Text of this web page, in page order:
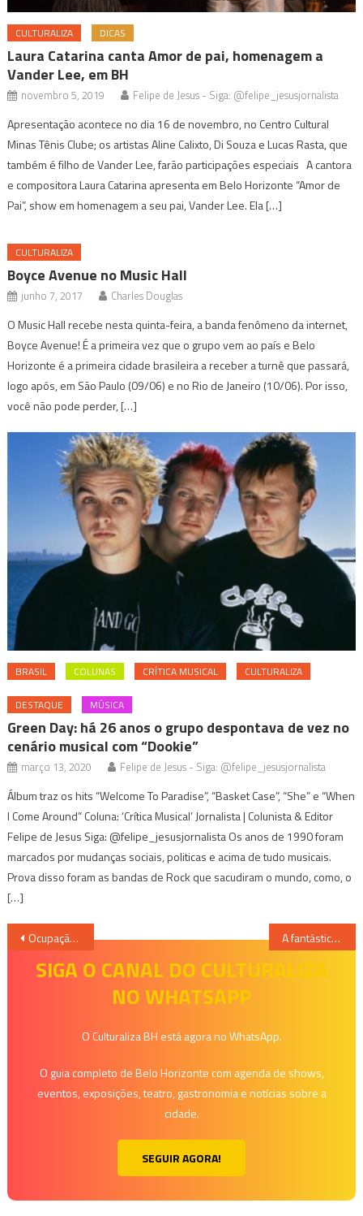
CULTURALIZA DICAS
Laura Catarina canta Amor de pai, homenagem a
Vander Lee, em BH
novembro 5, 2019 Felipe de Jesus - Siga: @felipe_jesusjornalista
Apresentação acontece no dia 16 de novembro, no Centro Cultural
Minas Tênis Clube; os artistas Aline Calixto, Di Souza e Lucas Rasta, que
também é filho de Vander Lee, farão participações especiais A cantora
e compositora Laura Catarina apresenta em Belo Horizonte “Amor de
Pai”, show em homenagem a seu pai, Vander Lee. Ela […]
CULTURALIZA
Boyce Avenue no Music Hall
junho 7, 2017 Charles Douglas
O Music Hall recebe nesta quinta-feira, a banda fenômeno da internet,
Boyce Avenue! É a primeira vez que o grupo vem ao país e Belo
Horizonte é a primeira cidade brasileira a receber a turnê que passará,
logo após, em São Paulo (09/06) e no Rio de Janeiro (10/06). Por isso,
você não pode perder, […]
BRASIL COLUNAS CRÍTICA MUSICAL CULTURALIZA
DESTAQUE MÚSICA
Green Day: há 26 anos o grupo despontava de vez no
cenário musical com “Dookie”
março 13, 2020 Felipe de Jesus - Siga: @felipe_jesusjornalista
Álbum traz os hits “Welcome To Paradise”, “Basket Case”, “She” e “When
I Come Around” Coluna: ‘Crítica Musical’ Jornalista | Colunista & Editor
Felipe de Jesus Siga: @felipe_jesusjornalista Os anos de 1990 foram
marcados por mudanças sociais, politicas e acima de tudo musicais.
Prova disso foram as bandas de Rock que sacudiram o mundo, como, o
[…]
Navegação
Ocupação Rosa Encantado A fantástica jornada do escritor no Brasil – Kátia Regina Souza
SIGA O CANAL DO CULTURALIZA
NO WHATSAPP
O Culturaliza BH está agora no WhatsApp.
O guia completo de Belo Horizonte com agenda de shows,
eventos, exposições, teatro, gastronomia e notícias sobre a
cidade.
SEGUIR AGORA!